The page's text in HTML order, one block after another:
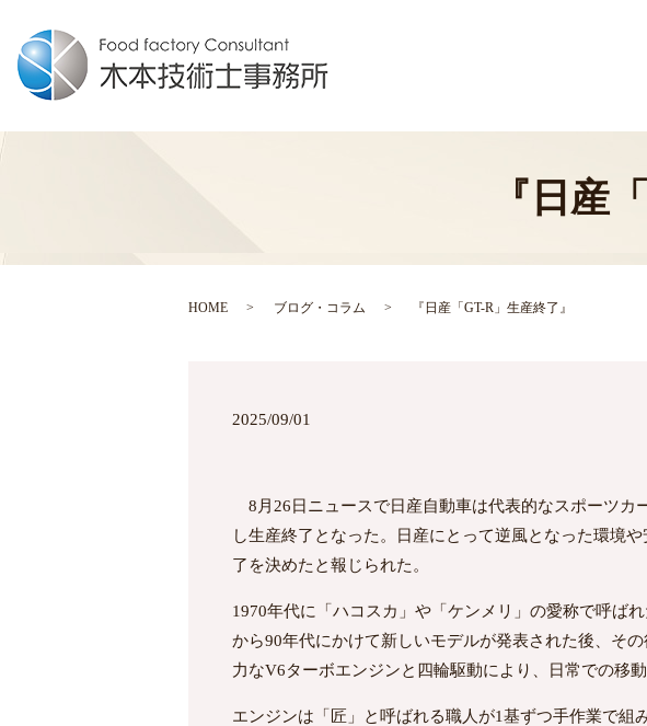
『日産
HOME ブログ・コラム 『日産「GT-R」生産終了』
2025/09/01
8月26日ニュースで日産自動車は代表的なスポーツカ
し生産終了となった。日産にとって逆風となった環境
了を決めたと報じられた。
1970年代に「ハコスカ」や「ケンメリ」の愛称で呼ば
から90年代にかけて新しいモデルが発表された後、そ
力なV6ターボエンジンと四輪駆動により、日常での移
エンジンは「匠」と呼ばれる職人が1基ずつ手作業で